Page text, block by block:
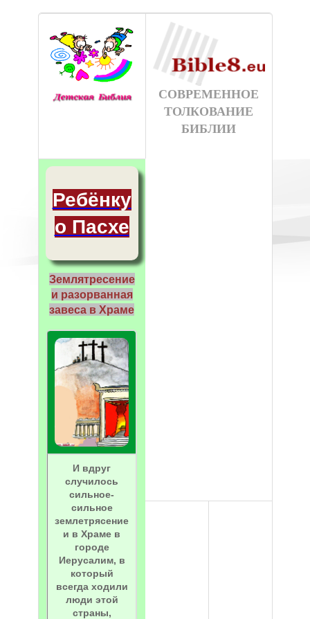
СОВРЕМЕННОЕ
ТОЛКОВАНИЕ
БИБЛИИ
Ребёнку
о Пасхе
Землятресение
и разорванная
завеса в Храме
И вдруг
случилось
сильное-
сильное
землетрясение
и в Храме в
городе
Иерусалим, в
который
всегда ходили
люди этой
страны,